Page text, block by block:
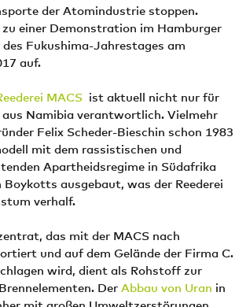
der Atomindustrie stoppen.
einer Demonstration im Hamburger
Fukushima-Jahrestages am
auf.
MACS ist aktuell nicht nur für
Namibia verantwortlich. Vielmehr
Felix Scheder-Bieschin schon 1983
mit dem rassistischen und
Apartheidsregime in Südafrika
ausgebaut, was der Reederei
verhalf.
das mit der MACS nach
und auf dem Gelände der Firma C.
wird, dient als Rohstoff zur
Der Abbau von Uran in